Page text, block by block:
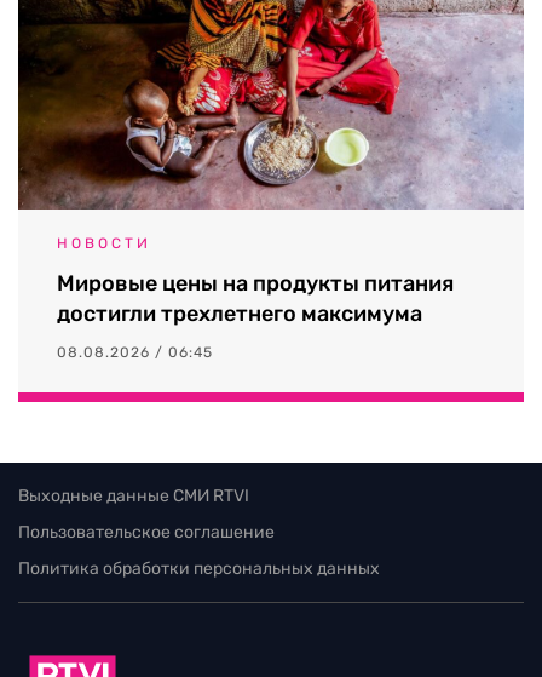
НОВОСТИ
Мировые цены на продукты питания
достигли трехлетнего максимума
08.08.2026 / 06:45
Выходные данные СМИ RTVI
Пользовательское соглашение
Политика обработки персональных данных